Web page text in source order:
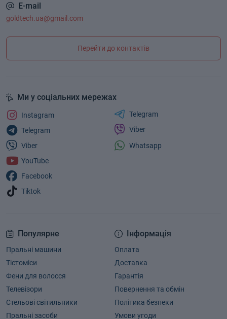
E-mail
goldtech.ua@gmail.com
Перейти до контактів
Популярне
Пральні машини
Тістоміси
Фени для волосся
Телевізори
Стельові світильники
Пральні засоби
Інформація
Оплата
Доставка
Гарантія
Повернення та обмін
Політика безпеки
Умови угоди
Ми у соціальних мережах
Instagram
Telegram
Viber
YouTube
Facebook
Tiktok
Telegram
Viber
Whatsapp